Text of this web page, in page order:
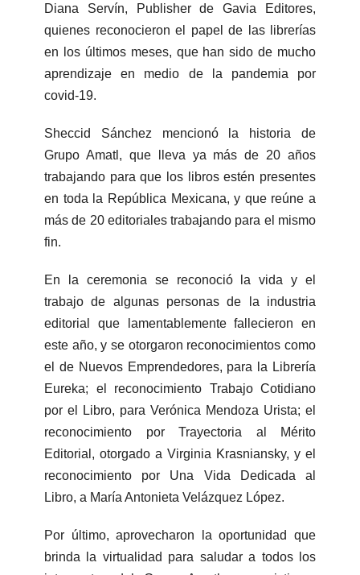
Diana Servín, Publisher de Gavia Editores,
quienes reconocieron el papel de las librerías
en los últimos meses, que han sido de mucho
aprendizaje en medio de la pandemia por
covid-19.
Sheccid Sánchez mencionó la historia de
Grupo Amatl, que lleva ya más de 20 años
trabajando para que los libros estén presentes
en toda la República Mexicana, y que reúne a
más de 20 editoriales trabajando para el mismo
fin.
En la ceremonia se reconoció la vida y el
trabajo de algunas personas de la industria
editorial que lamentablemente fallecieron en
este año, y se otorgaron reconocimientos como
el de Nuevos Emprendedores, para la Librería
Eureka; el reconocimiento Trabajo Cotidiano
por el Libro, para Verónica Mendoza Urista; el
reconocimiento por Trayectoria al Mérito
Editorial, otorgado a Virginia Krasniansky, y el
reconocimiento por Una Vida Dedicada al
Libro, a María Antonieta Velázquez López.
Por último, aprovecharon la oportunidad que
brinda la virtualidad para saludar a todos los